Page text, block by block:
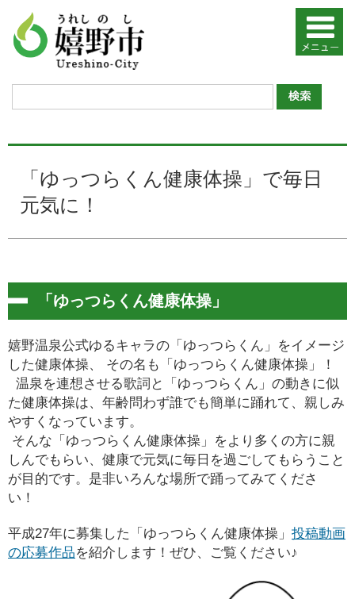
「ゆっつらくん健康体操」で毎日
元気に！
「ゆっつらくん健康体操」
嬉野温泉公式ゆるキャラの「ゆっつらくん」をイメージ
した健康体操、 その名も「ゆっつらくん健康体操」！
温泉を連想させる歌詞と「ゆっつらくん」の動きに似
た健康体操は、 年齢問わず誰でも簡単に踊れて、親しみ
やすくなっています。
そんな「ゆっつらくん健康体操」をより多くの方に親
しんでもらい、 健康で元気に毎日を過ごしてもらうこと
が目的です。是非いろんな場所で踊ってみてくださ
い！
平成27年に募集した「ゆっつらくん健康体操」 投稿動画
の応募作品を紹介します！ぜひ、ご覧ください♪